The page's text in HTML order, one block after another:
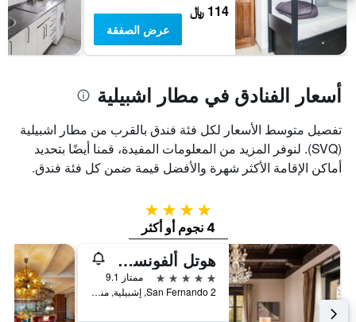
114 ﷼
عرض الصفقة
أسعار الفنادق في مطار اشبيلية
تفصيل متوسط الأسعار لكل فئة فندق بالقرب من مطار اشبيلية
(SVQ). لنوفر المزيد من المعلومات المفيدة، قمنا أيضًا بتحديد
أماكن الإقامة الأكثر شهرة والأفضل قيمة ضمن كل فئة فندق.
4 نجوم
4 نجوم أو أكثر
هوتل ألفونسو 13، إيه لاكشري كوليكشن هوتل، سيفيل
5 نجوم
ممتاز 9.1
San Fernando 2, إشبيلية, منطقة أندلوسيا, أسبانيا